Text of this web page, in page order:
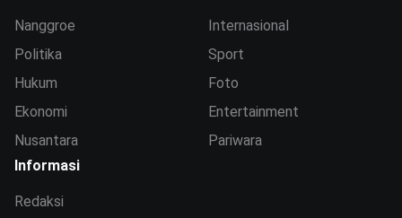
Nanggroe
Politika
Hukum
Ekonomi
Nusantara
Internasional
Sport
Foto
Entertainment
Pariwara
Informasi
Redaksi